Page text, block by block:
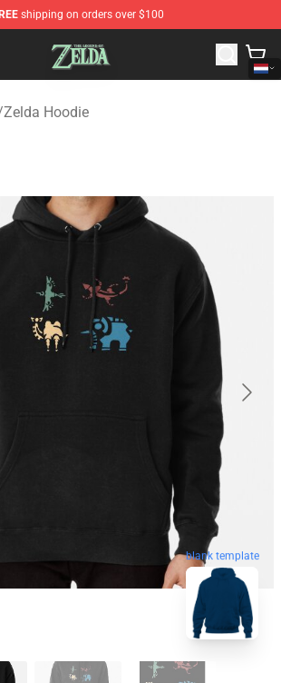
shipping on orders over $100
of Zelda Store - Official The Legend of
Zelda Hoodie
blank template